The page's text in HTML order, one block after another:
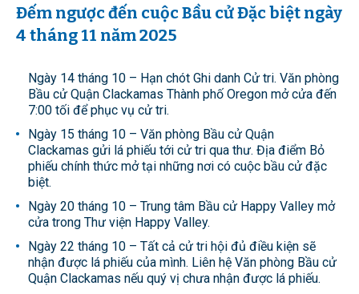
Đếm ngược đến cuộc Bầu cử Đặc biệt ngày
4 tháng 11 năm 2025
Ngày 14 tháng 10 – Hạn chót Ghi danh Cử tri. Văn phòng
Bầu cử Quận Clackamas Thành phố Oregon mở cửa đến
7:00 tối để phục vụ cử tri.
Ngày 15 tháng 10 – Văn phòng Bầu cử Quận
Clackamas gửi lá phiếu tới cử tri qua thư. Địa điểm Bỏ
phiếu chính thức mở tại những nơi có cuộc bầu cử đặc
biệt.
Ngày 20 tháng 10 – Trung tâm Bầu cử Happy Valley mở
cửa trong Thư viện Happy Valley.
Ngày 22 tháng 10 – Tất cả cử tri hội đủ điều kiện sẽ
nhận được lá phiếu của mình. Liên hệ Văn phòng Bầu cử
Quận Clackamas nếu quý vị chưa nhận được lá phiếu.